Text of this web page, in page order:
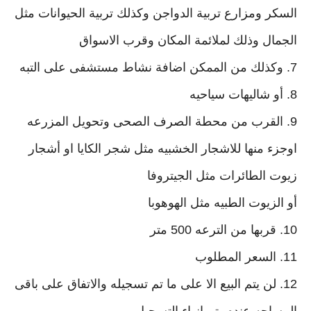
السكر ومزارع تربية الدواجن وكذلك تربية الحيوانات مثل
الجمال وذلك لملائمة المكان وقرب الاسواق
7. وكذلك من الممكن اضافة نشاط مستشفى على التبه
8. أو شاليهات سياحيه
9. القرب من محطة الصرف الصحى وتحويل المزرعه
اوجزء منها للاشجار الخشبيه مثل شجر الكايا او أشجار
زيوت الطائرات مثل الجيتروفا
أو الزيوت الطبيه مثل الهوهوبا
10. قربها من الترعه 500 متر
11. السعر المطلوب
12. لن يتم البيع الا على ما تم تسجيله والاتفاق على باقى